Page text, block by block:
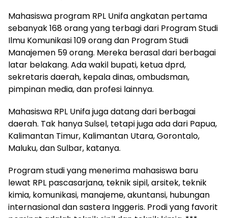
Mahasiswa program RPL Unifa angkatan pertama
sebanyak 168 orang yang terbagi dari Program Studi
Ilmu Komunikasi 109 orang dan Program Studi
Manajemen 59 orang. Mereka berasal dari berbagai
latar belakang. Ada wakil bupati, ketua dprd,
sekretaris daerah, kepala dinas, ombudsman,
pimpinan media, dan profesi lainnya.
Mahasiswa RPL Unifa juga datang dari berbagai
daerah. Tak hanya Sulsel, tetapi juga ada dari Papua,
Kalimantan Timur, Kalimantan Utara, Gorontalo,
Maluku, dan Sulbar, katanya.
Program studi yang menerima mahasiswa baru
lewat RPL pascasarjana, teknik sipil, arsitek, teknik
kimia, komunikasi, manajeme, akuntansi, hubungan
internasional dan sastera Inggeris. Prodi yang favorit